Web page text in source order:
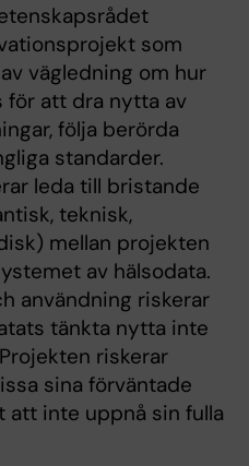
som
vägledning om hur
för att dra nytta av
följa berörda
standarder.
leda till bristande
teknisk,
mellan projekten
av hälsodata.
användning riskerar
tänkta nytta inte
riskerar
sina förväntade
att inte uppnå sin fulla